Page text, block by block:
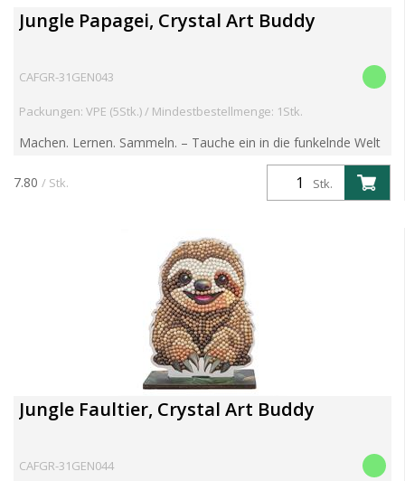
Jungle Papagei, Crystal Art Buddy
CAFGR-31GEN043
Packungen: VPE (5Stk.) / Mindestbestellmenge: 1Stk.
Machen. Lernen. Sammeln. – Tauche ein in die funkelnde Welt
der Crystal Art Wildlife Buddies! Entdecke die brandneue
Crystal Art Wildlife Buddies Kollektion – eine faszin...Stk.
7.80 / Stk.
Jungle Faultier, Crystal Art Buddy
CAFGR-31GEN044